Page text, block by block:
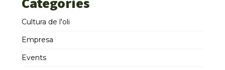
Cultura de l'oli
Empresa
Events